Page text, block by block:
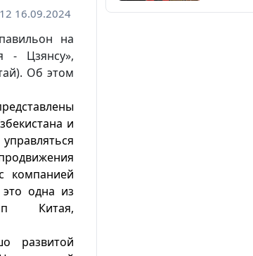
16.09.2024
на
- Цзянсу»,
Об этом
и
компанией
одна из
Китая,
развитой